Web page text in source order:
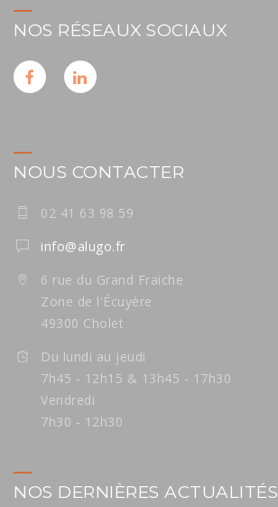
NOS RÉSEAUX SOCIAUX
NOUS CONTACTER
02 41 63 98 59
info@alugo.fr
6 rue du Grand Fraiche
Zone de l'Écuyère
49300 Cholet
Du lundi au jeudi
7h45 - 12h15 & 13h45 - 17h30
Vendredi
7h30 - 12h30
NOS DERNIÈRES ACTUALITÉS